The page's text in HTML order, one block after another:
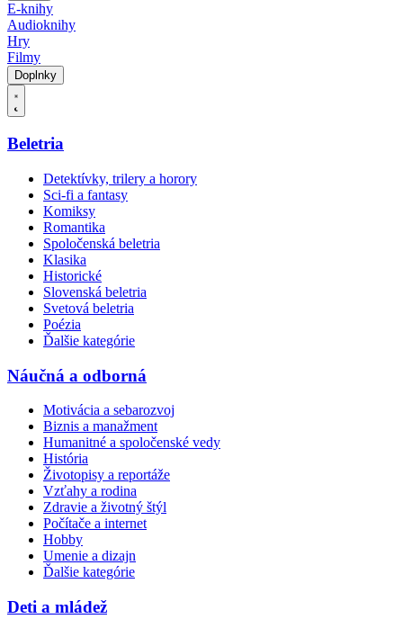
E-knihy
Audioknihy
Hry
Filmy
Doplnky
Beletria
Detektívky, trilery a horory
Sci-fi a fantasy
Komiksy
Romantika
Spoločenská beletria
Klasika
Historické
Slovenská beletria
Svetová beletria
Poézia
Ďalšie kategórie
Náučná a odborná
Motivácia a sebarozvoj
Biznis a manažment
Humanitné a spoločenské vedy
História
Životopisy a reportáže
Vzťahy a rodina
Zdravie a životný štýl
Počítače a internet
Hobby
Umenie a dizajn
Ďalšie kategórie
Deti a mládež